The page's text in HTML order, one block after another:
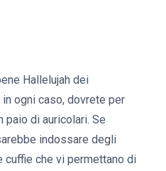
Hallelujah dei
ogni caso, dovrete per
di auricolari. Se
indossare degli
cuffie che vi permettano di